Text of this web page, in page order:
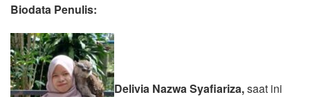
Biodata Penulis:
Delivia Nazwa Syafiariza,saat ini